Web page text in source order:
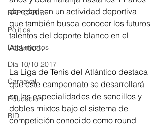
RAP CARIBE
Política
Documentos
Día 10/10 2017
Carnaval
Educación
BID
de edad, en un actividad deportiva
que también busca conocer los futuros
talentos del deporte blanco en el
Atlántico.
La Liga de Tenis del Atlántico destaca
que este campeonato se desarrollará
en las especialidades de sencillos y
dobles mixtos bajo el sistema de
competición conocido como round